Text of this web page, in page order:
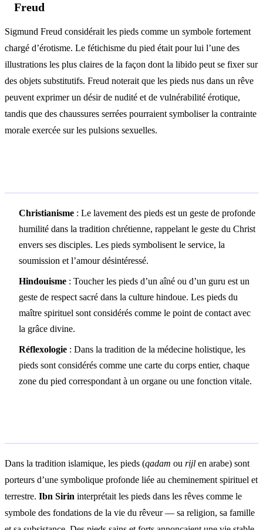
Freud
Sigmund Freud considérait les pieds comme un symbole fortement
chargé d’érotisme. Le fétichisme du pied était pour lui l’une des
illustrations les plus claires de la façon dont la libido peut se fixer sur
des objets substitutifs. Freud noterait que les pieds nus dans un rêve
peuvent exprimer un désir de nudité et de vulnérabilité érotique,
tandis que des chaussures serrées pourraient symboliser la contrainte
morale exercée sur les pulsions sexuelles.
Christianisme : Le lavement des pieds est un geste de profonde
humilité dans la tradition chrétienne, rappelant le geste du Christ
envers ses disciples. Les pieds symbolisent le service, la
soumission et l’amour désintéressé.
Hindouisme : Toucher les pieds d’un aîné ou d’un guru est un
geste de respect sacré dans la culture hindoue. Les pieds du
maître spirituel sont considérés comme le point de contact avec
la grâce divine.
Réflexologie : Dans la tradition de la médecine holistique, les
pieds sont considérés comme une carte du corps entier, chaque
zone du pied correspondant à un organe ou une fonction vitale.
Dans la tradition islamique, les pieds (qadam ou rijl en arabe) sont
porteurs d’une symbolique profonde liée au cheminement spirituel et
terrestre. Ibn Sirin interprétait les pieds dans les rêves comme le
symbole des fondations de la vie du rêveur — sa religion, sa famille